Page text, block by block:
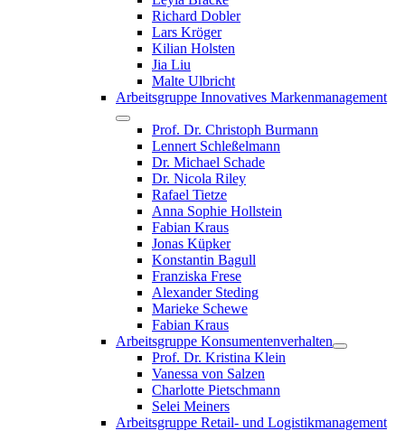
Richard Dobler
Lars Kröger
Kilian Holsten
Jia Liu
Malte Ulbricht
Arbeitsgruppe Innovatives Markenmanagement
Prof. Dr. Christoph Burmann
Lennert Schleßelmann
Dr. Michael Schade
Dr. Nicola Riley
Rafael Tietze
Anna Sophie Hollstein
Fabian Kraus
Jonas Küpker
Konstantin Bagull
Franziska Frese
Alexander Steding
Marieke Schewe
Fabian Kraus
Arbeitsgruppe Konsumentenverhalten
Prof. Dr. Kristina Klein
Vanessa von Salzen
Charlotte Pietschmann
Selei Meiners
Arbeitsgruppe Retail- und Logistikmanagement